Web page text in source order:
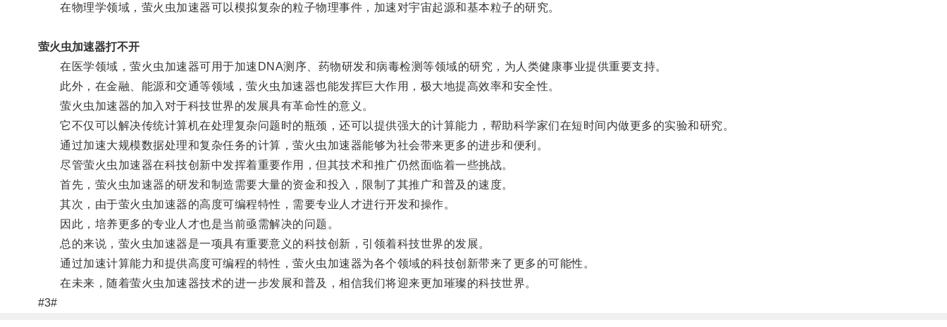
在物理学领域，萤火虫加速器可以模拟复杂的粒子物理事件，加速对宇宙起源和基本粒子的研究。
萤火虫加速器打不开
在医学领域，萤火虫加速器可用于加速DNA测序、药物研发和病毒检测等领域的研究，为人类健康事业提供重要支持。
此外，在金融、能源和交通等领域，萤火虫加速器也能发挥巨大作用，极大地提高效率和安全性。
萤火虫加速器的加入对于科技世界的发展具有革命性的意义。
它不仅可以解决传统计算机在处理复杂问题时的瓶颈，还可以提供强大的计算能力，帮助科学家们在短时间内做更多的实验和研究。
通过加速大规模数据处理和复杂任务的计算，萤火虫加速器能够为社会带来更多的进步和便利。
尽管萤火虫加速器在科技创新中发挥着重要作用，但其技术和推广仍然面临着一些挑战。
首先，萤火虫加速器的研发和制造需要大量的资金和投入，限制了其推广和普及的速度。
其次，由于萤火虫加速器的高度可编程特性，需要专业人才进行开发和操作。
因此，培养更多的专业人才也是当前亟需解决的问题。
总的来说，萤火虫加速器是一项具有重要意义的科技创新，引领着科技世界的发展。
通过加速计算能力和提供高度可编程的特性，萤火虫加速器为各个领域的科技创新带来了更多的可能性。
在未来，随着萤火虫加速器技术的进一步发展和普及，相信我们将迎来更加璀璨的科技世界。
#3#